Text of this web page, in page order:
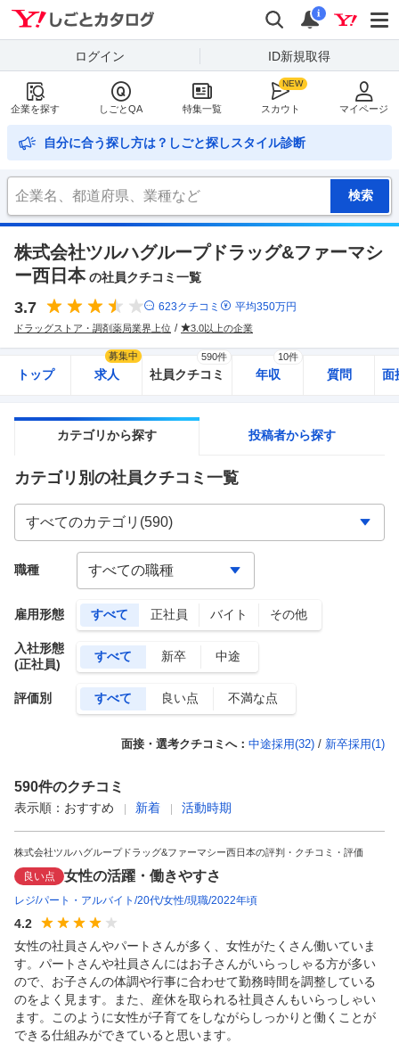
検索
通知
i
ログイン ID新規取得
企業を探す しごとQA 特集一覧 スカウト マイページ
自分に合う探し方は？しごと探しスタイル診断
株式会社ツルハグループドラッグ&ファーマシ
ー西日本 の社員クチコミ一覧
3.7 623クチコミ 平均350万円
ドラッグストア・調剤薬局業界上位 3.0以上の企業
トップ 求人
募集中
社員クチコミ
590件
年収
10件
質問 面
カテゴリから探す 投稿者から探す
カテゴリ別の社員クチコミ一覧
雇用形態 すべて 正社員 バイト その他
入社形態
(正社員)
すべて 新卒 中途
評価別 すべて 良い点 不満な点
職種
面接・選考クチコミへ： 中途採用(32) / 新卒採用(1)
590件のクチコミ
表示順： おすすめ 新着 活動時期
株式会社ツルハグループドラッグ&ファーマシー西日本の評判・クチコミ・評価
良い点 女性の活躍・働きやすさ
レジ パート・アルバイト 20代 女性 現職 2022年頃
4.2
女性の社員さんやパートさんが多く、女性がたくさん働いていま
す。パートさんや社員さんにはお子さんがいらっしゃる方が多い
ので、お子さんの体調や行事に合わせて勤務時間を調整している
のをよく見ます。また、産休を取られる社員さんもいらっしゃい
ます。このように女性が子育てをしながらしっかりと働くことが
できる仕組みができていると思います。